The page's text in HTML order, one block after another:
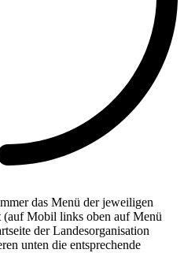
das Menü der jeweiligen
(auf Mobil links oben auf Menü
der Landesorganisation
unten die entsprechende